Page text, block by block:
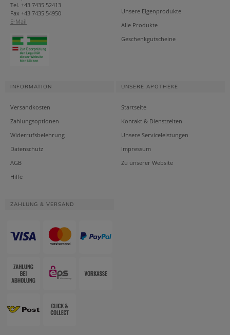
Tel. +43 7435 52413
Fax +43 7435 54950
E-Mail
Unsere Eigenprodukte
Alle Produkte
Geschenkgutscheine
INFORMATION
Versandkosten
Zahlungsoptionen
Widerrufsbelehrung
Datenschutz
AGB
Hilfe
UNSERE APOTHEKE
Startseite
Kontakt & Dienstzeiten
Unsere Serviceleistungen
Impressum
Zu unserer Website
ZAHLUNG & VERSAND